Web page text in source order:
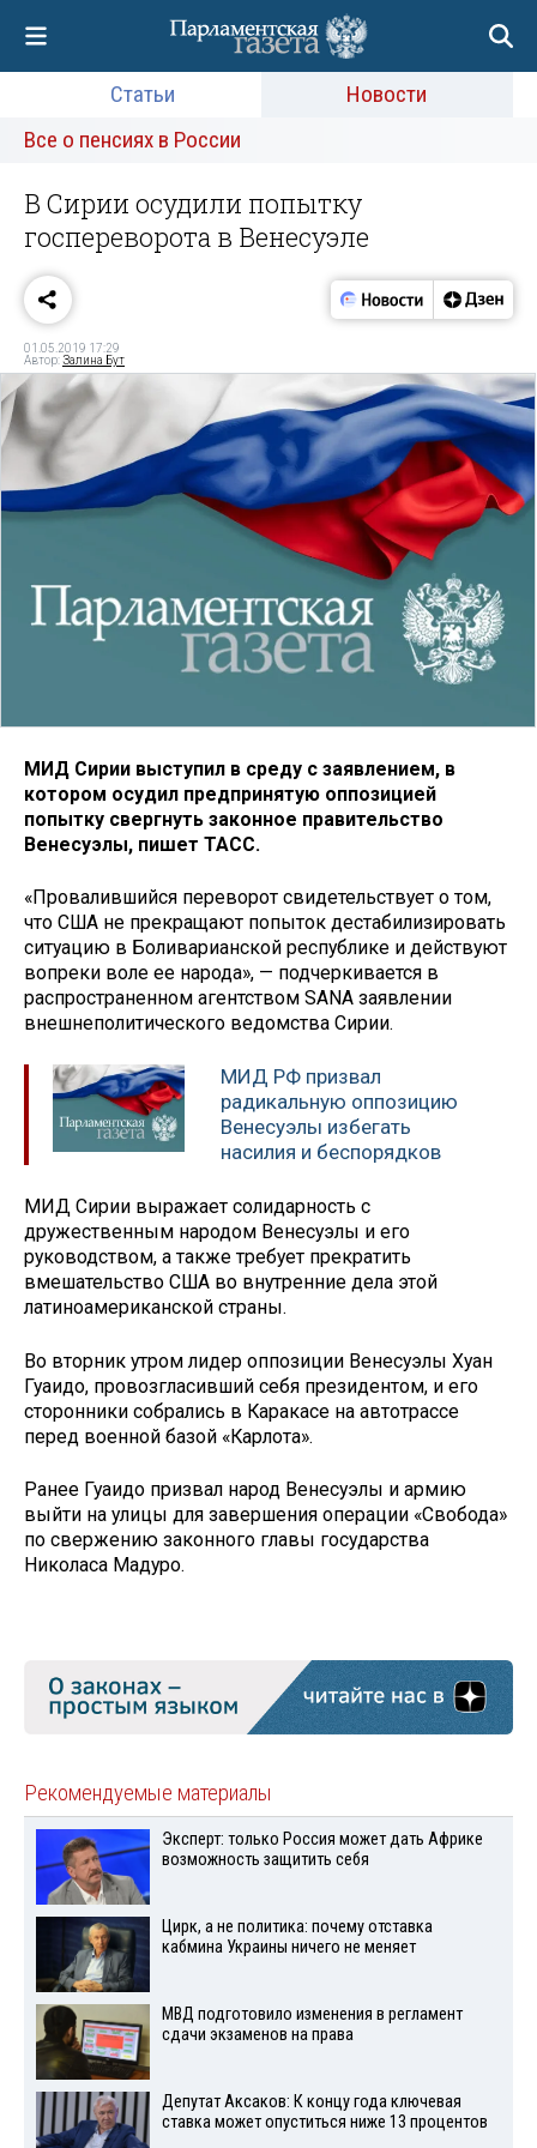
Статьи
Новости
Все о пенсиях в России
В Сирии осудили попытку
госпереворота в Венесуэле
01.05.2019 17:29
Автор:Залина Бут
МИД Сирии выступил в среду с заявлением, в
котором осудил предпринятую оппозицией
попытку свергнуть законное правительство
Венесуэлы, пишет ТАСС.
«Провалившийся переворот свидетельствует о том,
что США не прекращают попыток дестабилизировать
ситуацию в Боливарианской республике и действуют
вопреки воле ее народа», — подчеркивается в
распространенном агентством SANA заявлении
внешнеполитического ведомства Сирии.
МИД РФ призвал
радикальную оппозицию
Венесуэлы избегать
насилия и беспорядков
МИД Сирии выражает солидарность с
дружественным народом Венесуэлы и его
руководством, а также требует прекратить
вмешательство США во внутренние дела этой
латиноамериканской страны.
Во вторник утром лидер оппозиции Венесуэлы Хуан
Гуаидо, провозгласивший себя президентом, и его
сторонники собрались в Каракасе на автотрассе
перед военной базой «Карлота».
Ранее Гуаидо призвал народ Венесуэлы и армию
выйти на улицы для завершения операции «Свобода»
по свержению законного главы государства
Николаса Мадуро.
Рекомендуемые материалы
Эксперт: только Россия может дать Африке
возможность защитить себя
Цирк, а не политика: почему отставка
кабмина Украины ничего не меняет
МВД подготовило изменения в регламент
сдачи экзаменов на права
Депутат Аксаков: К концу года ключевая
ставка может опуститься ниже 13 процентов